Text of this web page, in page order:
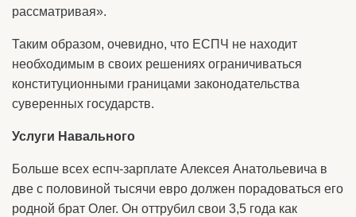
рассматривая».
Таким образом, очевидно, что ЕСПЧ не находит
необходимым в своих решениях ограничиваться
конституционными границами законодательства
суверенных государств.
Услуги Навального
Больше всех еспч-зарплате Алексея Анатольевича в
две с половиной тысячи евро должен порадоваться его
родной брат Олег. Он оттрубил свои 3,5 года как